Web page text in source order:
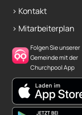
> Kontakt
> Mitarbeiterplan
Folgen Sie unserer
Gemeinde mit der
Churchpool App